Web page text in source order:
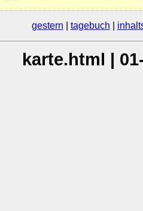
gestern tagebuch
karte.html |